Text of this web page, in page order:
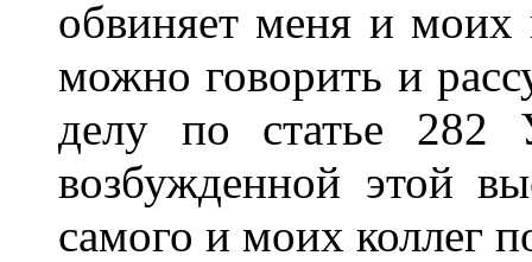
обвиняет меня и моих
можно говорить и
делу по статье 282
возбужденной этой
самого и моих коллег